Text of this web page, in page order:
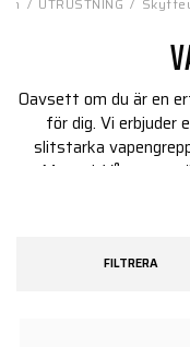
Oavsett om du är en
för dig. Vi erbjuder
slitstarka
Magpul. Våra
kontroll och
FILTRERA